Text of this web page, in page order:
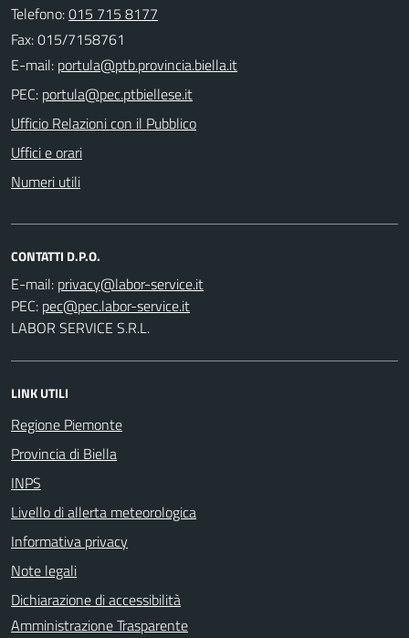
Telefono:015 715 8177
Fax: 015/7158761
E-mail:
PEC:
Ufficio Relazioni con il Pubblico
Uffici e orari
Numeri utili
CONTATTI D.P.O.
E-mail:
PEC:
LABOR SERVICE S.R.L.
LINK UTILI
Regione Piemonte
Provincia di Biella
INPS
Livello di allerta meteorologica
Informativa privacy
Note legali
Dichiarazione di accessibilità
Amministrazione Trasparente